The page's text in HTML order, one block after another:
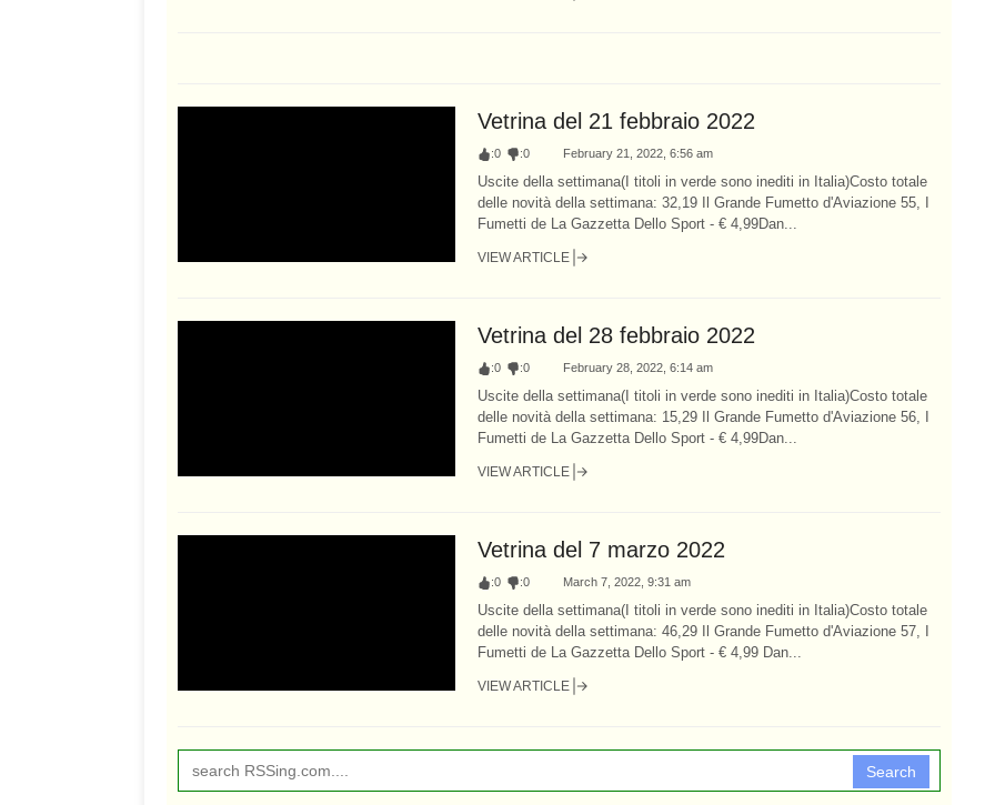
Vetrina del 21 febbraio 2022
:0 :0 February 21, 2022, 6:56 am
Uscite della settimana(I titoli in verde sono inediti in Italia)Costo totale
delle novità della settimana: 32,19 Il Grande Fumetto d'Aviazione 55, I
Fumetti de La Gazzetta Dello Sport - € 4,99Dan...
VIEW ARTICLE
Vetrina del 28 febbraio 2022
:0 :0 February 28, 2022, 6:14 am
Uscite della settimana(I titoli in verde sono inediti in Italia)Costo totale
delle novità della settimana: 15,29 Il Grande Fumetto d'Aviazione 56, I
Fumetti de La Gazzetta Dello Sport - € 4,99Dan...
VIEW ARTICLE
Vetrina del 7 marzo 2022
:0 :0 March 7, 2022, 9:31 am
Uscite della settimana(I titoli in verde sono inediti in Italia)Costo totale
delle novità della settimana: 46,29 Il Grande Fumetto d'Aviazione 57, I
Fumetti de La Gazzetta Dello Sport - € 4,99 Dan...
VIEW ARTICLE
Search